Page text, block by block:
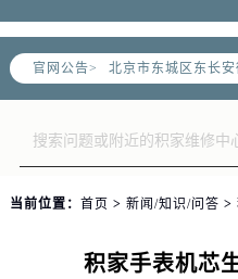
官网公告>
节假日正常营业！
当前位置： 首页 > 新闻/知识/问答 >
积家手表机芯